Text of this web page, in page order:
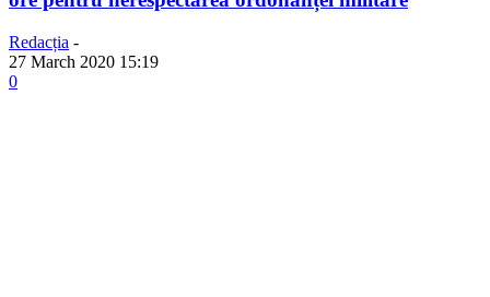
Redacția -
27 March 2020 15:19
0